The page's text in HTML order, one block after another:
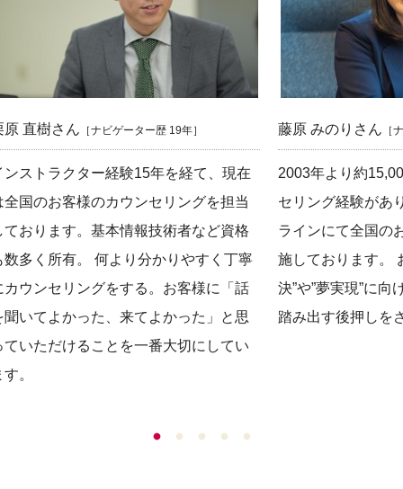
原 直樹さん ［ナビゲーター歴 19年］
ンストラクター経験15年を経て、現在
全国のお客様のカウンセリングを担当
ております。基本情報技術者など資格
数多く所有。 何より分かりやすく丁寧
カウンセリングをする。お客様に「話
聞いてよかった、来てよかった」と思
ていただけることを一番大切にしてい
。
藤原 みのりさん ［
2003年より約
セリング経験があ
ラインにて全国の
施しております。
決”や”夢実現”に
踏み出す後押しを